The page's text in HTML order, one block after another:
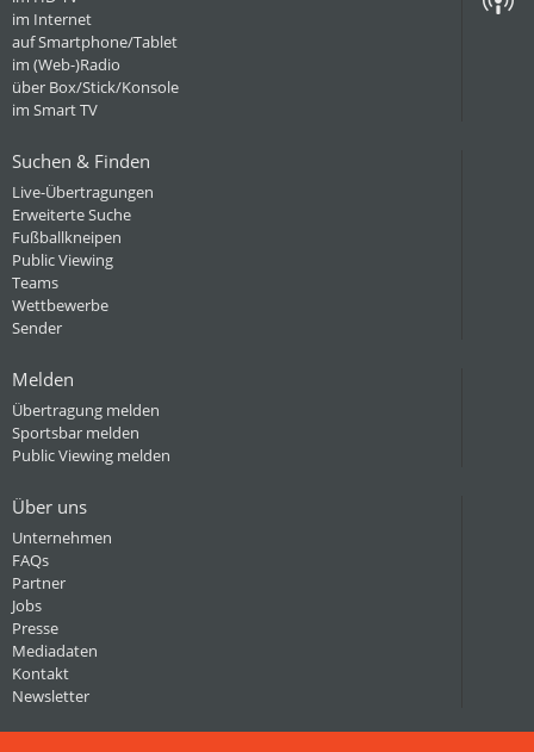
im Internet
auf Smartphone/Tablet
im (Web-)Radio
über Box/Stick/Konsole
im Smart TV
Suchen & Finden
Live-Übertragungen
Erweiterte Suche
Fußballkneipen
Public Viewing
Teams
Wettbewerbe
Sender
Melden
Übertragung melden
Sportsbar melden
Public Viewing melden
Über uns
Unternehmen
FAQs
Partner
Jobs
Presse
Mediadaten
Kontakt
Newsletter